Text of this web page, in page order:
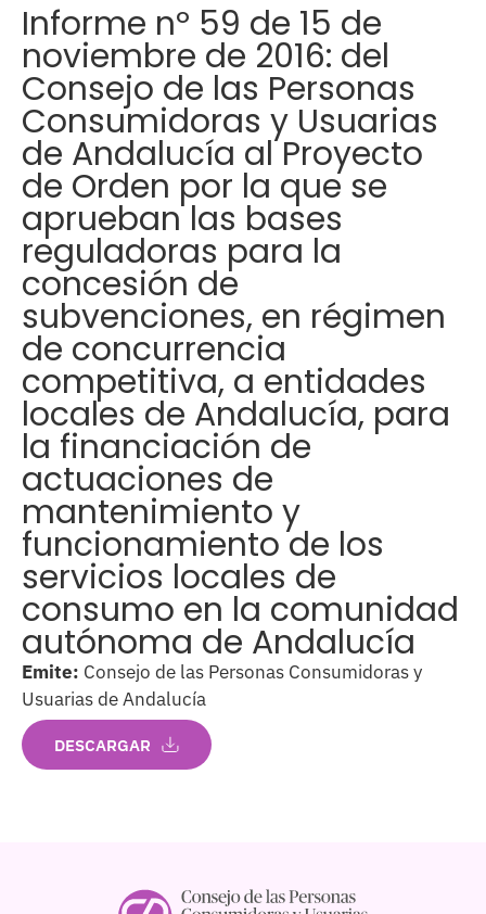
Informe nº 59 de 15 de
noviembre de 2016: del
Consejo de las Personas
Consumidoras y Usuarias
de Andalucía al Proyecto
de Orden por la que se
aprueban las bases
reguladoras para la
concesión de
subvenciones, en régimen
de concurrencia
competitiva, a entidades
locales de Andalucía, para
la financiación de
actuaciones de
mantenimiento y
funcionamiento de los
servicios locales de
consumo en la comunidad
autónoma de Andalucía
Emite: Consejo de las Personas Consumidoras y
Usuarias de Andalucía
DESCARGAR